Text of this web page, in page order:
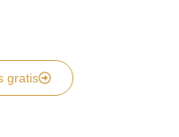
gratis